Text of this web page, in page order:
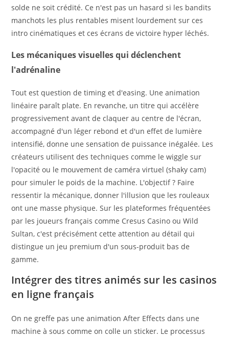
solde ne soit crédité. Ce n'est pas un hasard si les bandits
manchots les plus rentables misent lourdement sur ces
intro cinématiques et ces écrans de victoire hyper léchés.
Les mécaniques visuelles qui déclenchent
l'adrénaline
Tout est question de timing et d'easing. Une animation
linéaire paraît plate. En revanche, un titre qui accélère
progressivement avant de claquer au centre de l'écran,
accompagné d'un léger rebond et d'un effet de lumière
intensifié, donne une sensation de puissance inégalée. Les
créateurs utilisent des techniques comme le wiggle sur
l'opacité ou le mouvement de caméra virtuel (shaky cam)
pour simuler le poids de la machine. L'objectif ? Faire
ressentir la mécanique, donner l'illusion que les rouleaux
ont une masse physique. Sur les plateformes fréquentées
par les joueurs français comme Cresus Casino ou Wild
Sultan, c'est précisément cette attention au détail qui
distingue un jeu premium d'un sous-produit bas de
gamme.
Intégrer des titres animés sur les casinos
en ligne français
On ne greffe pas une animation After Effects dans une
machine à sous comme on colle un sticker. Le processus